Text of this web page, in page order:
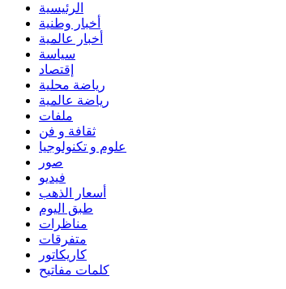
الرئيسية
أخبار وطنية
أخبار عالمية
سياسة
إقتصاد
رياضة محلية
رياضة عالمية
ملفات
ثقافة و فن
علوم و تكنولوجيا
صور
فيديو
أسعار الذهب
طبق اليوم
مناظرات
متفرقات
كاريكاتور
كلمات مفاتيح